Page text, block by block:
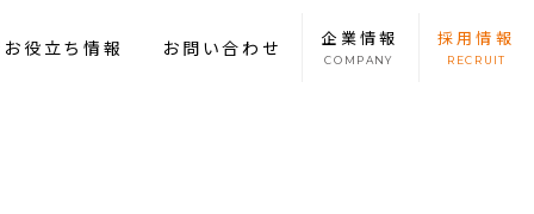
役立ち情報 お問い合わせ 企業情報
COMPANY
採用情報
RECRUIT